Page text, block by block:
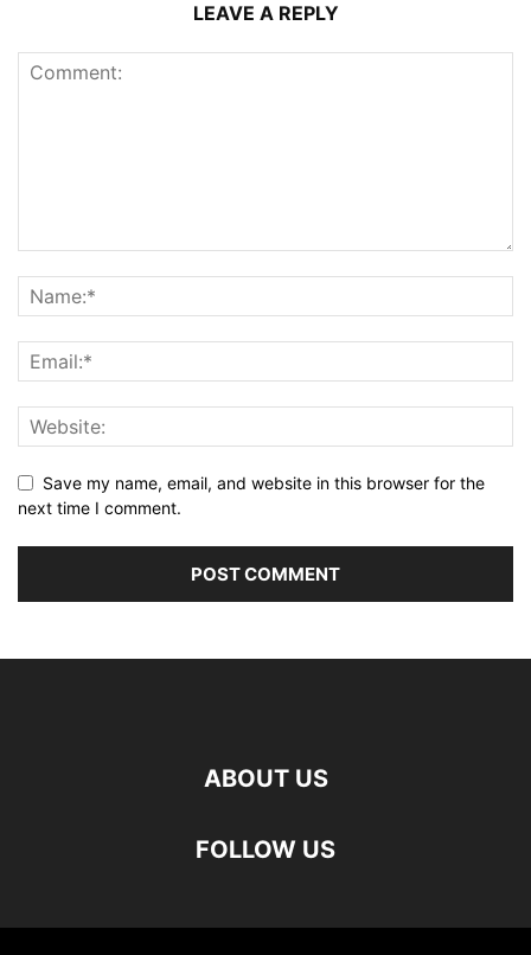
LEAVE A REPLY
Save my name, email, and website in this browser for the
next time I comment.
ABOUT US
FOLLOW US